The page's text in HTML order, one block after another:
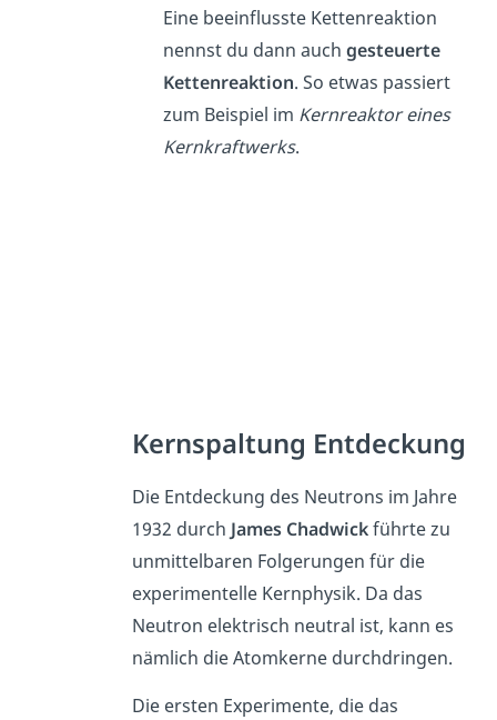
Eine beeinflusste Kettenreaktion
nennst du dann auchgesteuerte
Kettenreaktion. So etwas passiert
zum Beispiel im Kernreaktor eines
Kernkraftwerks.
Kernspaltung Entdeckung
Die Entdeckung des Neutrons im Jahre
1932 durch James Chadwickführte zu
unmittelbaren Folgerungen für die
experimentelle Kernphysik. Da das
Neutron elektrisch neutral ist, kann es
nämlich die Atomkerne durchdringen.
Die ersten Experimente, die das